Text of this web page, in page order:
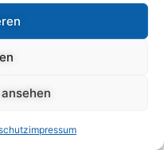
impressum
einen
wird